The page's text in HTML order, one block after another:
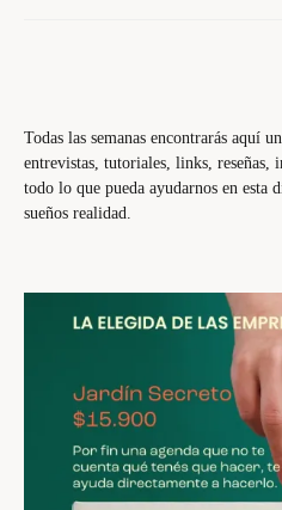
Todas las semanas encontrarás aquí
entrevistas, tutoriales, links, reseñas,
todo lo que pueda ayudarnos en esta
sueños realidad.